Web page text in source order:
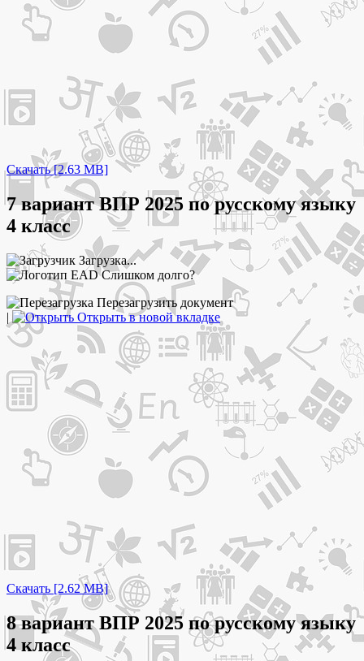
Скачать [2.63 MB]
7 вариант ВПР 2025 по русскому языку
4 класс
Загрузка...
Слишком долго?
Перезагрузить документ
|
Открыть в новой вкладке
Скачать [2.62 MB]
8 вариант ВПР 2025 по русскому языку
4 класс